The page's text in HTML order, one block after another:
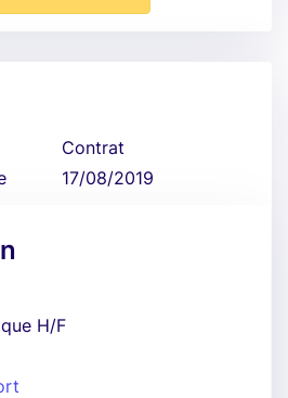
Contrat
17/08/2019
H/F